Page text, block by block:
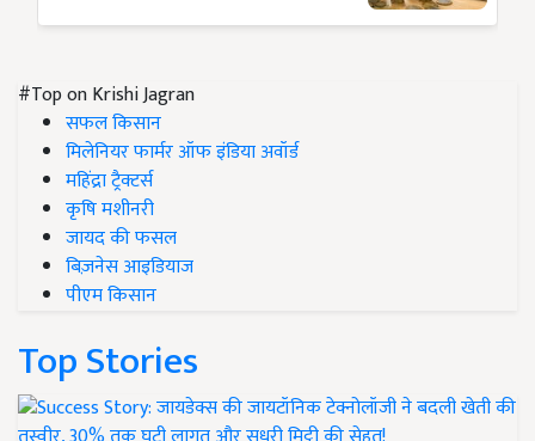
#Top on Krishi Jagran
सफल किसान
मिलेनियर फार्मर ऑफ इंडिया अवॉर्ड
महिंद्रा ट्रैक्टर्स
कृषि मशीनरी
जायद की फसल
बिज़नेस आइडियाज
पीएम किसान
Top Stories